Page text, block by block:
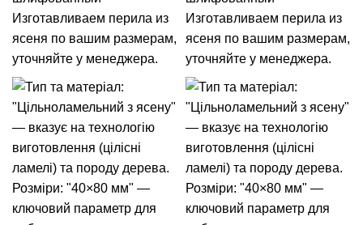
Изготавливаем перила из
ясеня по вашим размерам,
уточняйте у менеджера.
Изготавливаем перила из
ясеня по вашим размерам,
уточняйте у менеджера.